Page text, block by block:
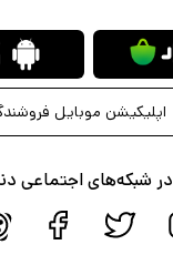
اپلیکیشن موبایل
در شبکه‌های اجتماعی